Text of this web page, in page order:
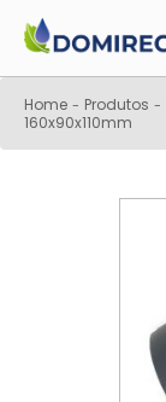
Home - Produtos -
160x90x110mm